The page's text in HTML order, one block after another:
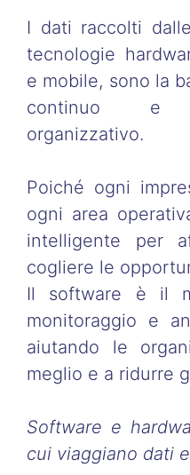
I dati raccolti
tecnologie
e mobile, sono la
continuo e
organizzativo.
Poiché ogni
ogni area
intelligente per
cogliere le
Il software è il
monitoraggio e
aiutando le
meglio e a ridurre
Software e
cui viaggiano dati